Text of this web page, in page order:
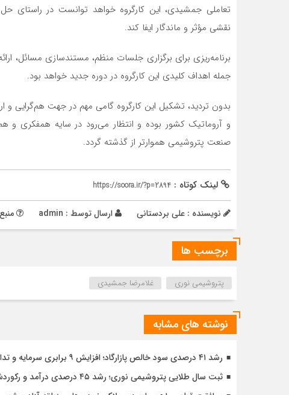
تعاملی جمشیدی، این کارگروه خواهد توانست در راستای
نقشی مؤثر و ماندگار ایفا کند.
برنامه‌ریزی برای برگزاری جلسات منظم، مستندسازی مسائل،
جمله اهداف کلیدی این کارگروه در دوره جدید خواهد بود.
بدون تردید، تشکیل این کارگروه گامی مهم در جهت هم‌گرایی و
و آروماتیک کشور بوده و انتظار می‌رود در سایه همفکری و
صنعت پتروشیمی هموارتر از گذشته گردد.
لینک کوتاه : https://soora.ir/?p=2894
نویسنده : علی بردستانی ارسال توسط : admin
برچسب ها
پتروشیمی نوری غلامرضا جمشیدی
نوشته های مشابه
رشد ۴۱ درصدی سود خالص پازارگاد؛ افزایش ۹ برابری سرمایه و تداوم مسیر تحول دیجیتال
ثبت سال طلایی پتروشیمی نوری؛ رشد ۴۵ درصدی درآمد و رکوردشکنی در تولید و سودآوری